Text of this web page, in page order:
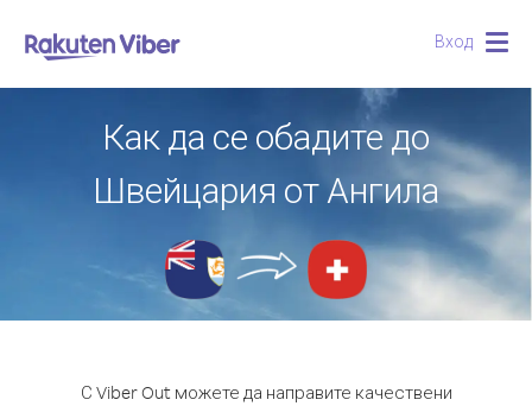
Вход
Как да се обадите до
Швейцария от Ангила
С Viber Out можете да направите качествени